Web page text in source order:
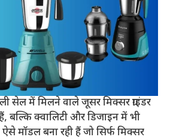
सेल में मिलने वाले जूसर मिक्सर ग्राइंडर
बल्कि क्वालिटी और डिजाइन में भी
मॉडल बना रही हैं जो सिर्फ मिक्सर